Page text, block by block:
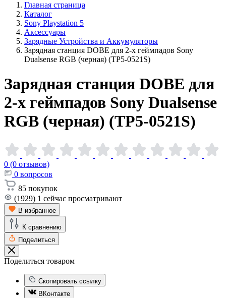
Главная страница
Каталог
Sony Playstation 5
Аксессуары
Зарядные Устройства и Аккумуляторы
Зарядная станция DOBE для 2-х геймпадов Sony
Dualsense RGB (черная) (TP5-0521S)
Зарядная станция DOBE для
2-х геймпадов Sony Dualsense
RGB (черная) (TP5-0521S)
0 (0 отзывов)
0 вопросов
85 покупок
(1929) 1 сейчас просматривают
В избранное
К сравнению
Поделиться
Поделиться товаром
Скопировать ссылку
ВКонтакте